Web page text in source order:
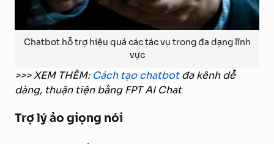
Chatbot hỗ trợ hiệu quả các tác vụ trong đa dạng lĩnh
vực
>>> XEM THÊM: Cách tạo chatbotđa kênh dễ
dàng, thuận tiện bằng FPT AI Chat
Trợ lý ảo giọng nói